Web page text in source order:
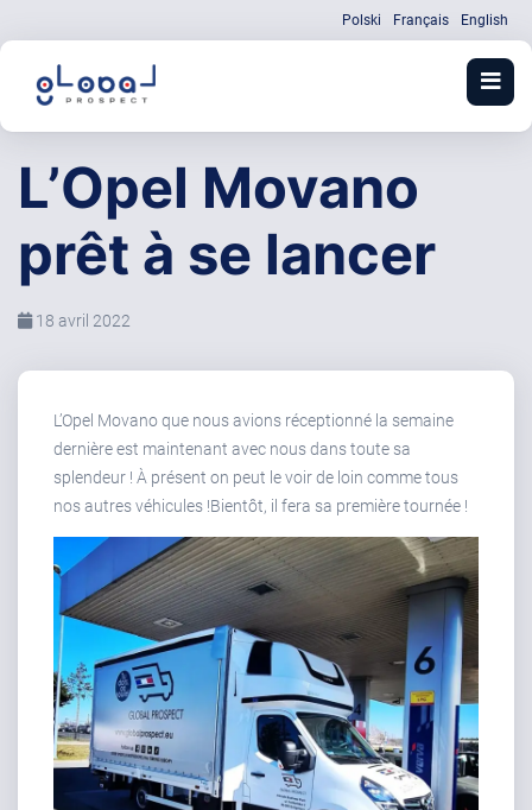
Polski Français English
L’Opel Movano
prêt à se lancer
18 avril 2022
L’Opel Movano que nous avions réceptionné la semaine
dernière est maintenant avec nous dans toute sa
splendeur ! À présent on peut le voir de loin comme tous
nos autres véhicules !Bientôt, il fera sa première tournée !